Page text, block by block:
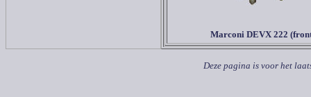
Marconi DEVX 222
Deze pagina is voor het